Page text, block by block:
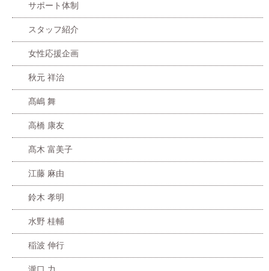
サポート体制
スタッフ紹介
女性応援企画
秋元 祥治
髙嶋 舞
高橋 康友
髙木 富美子
江藤 麻由
鈴木 孝明
水野 桂輔
稲波 伸行